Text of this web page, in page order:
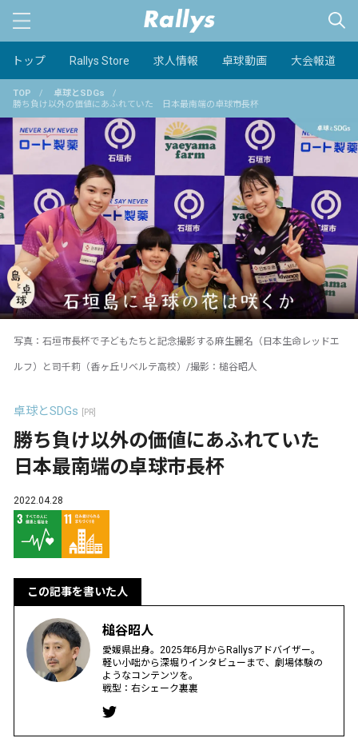
トップ Rallys Store 求人情報 卓球動画 大会報道
TOP / 卓球とSDGs
/
勝ち負け以外の価値にあふれていた 日本最南端の卓球市長杯
写真：石垣市長杯で子どもたちと記念撮影する麻生麗名（日本生命レッドエ
ルフ）と司千莉（香ヶ丘リベルテ高校）/撮影：槌谷昭人
卓球とSDGs [PR]
勝ち負け以外の価値にあふれていた
日本最南端の卓球市長杯
2022.04.28
この記事を書いた人
槌谷昭人
愛媛県出身。2025年6月からRallysアドバイザー。
軽い小咄から深堀りインタビューまで、劇場体験の
ようなコンテンツを。
戦型：右シェーク裏裏